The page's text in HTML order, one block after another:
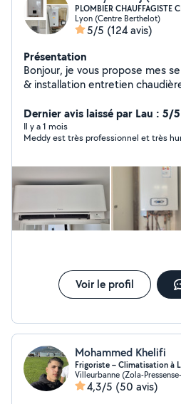
PLOMBIER CHAUFFAGISTE
Lyon (Centre Berthelot)
5/5 (124 avis)
Présentation
Bonjour, je vous propose mes
& installation entretien
&installation sanitaire chauffage.
radiateur plancher chauffant.
service CLIMATISATION Robineterie cumulus
gratuit. TEL :O7 83 05 40 37
Dernier avis laissé par Lau : 5/5
Il y a 1 mois
Meddy est très professionnel et très
Voir le profil
Mohammed Khelifi
Frigoriste – Climatisation à L
Villeurbanne (Zola-
4,3/5 (50 avis)